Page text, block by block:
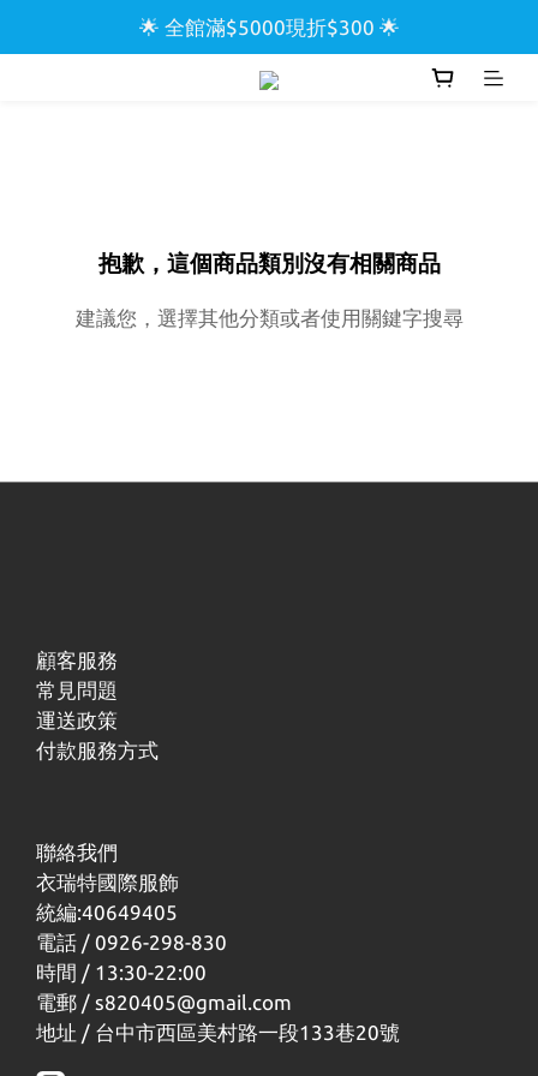
🌟 全館滿$5000現折$300 🌟
🌟 全館滿$5000現折$300 🌟
🌊 CARHARTT【一件9折/兩件85折】🌊
抱歉，這個商品類別沒有相關商品
建議您，選擇其他分類或者使用關鍵字搜尋
顧客服務
常見問題
運送政策
付款服務方式
聯絡我們
衣瑞特國際服飾
統編:40649405
電話 / 0926-298-830
時間 / 13:30-22:00
電郵 / s820405@gmail.com
地址 / 台中市西區美村路一段133巷20號